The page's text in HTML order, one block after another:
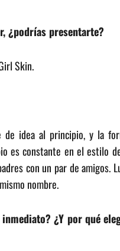
¿podrías presentarte?
Skin.
de idea al principio, y la
es constante en el estilo
con un par de amigos.
nombre.
¿Y por qué